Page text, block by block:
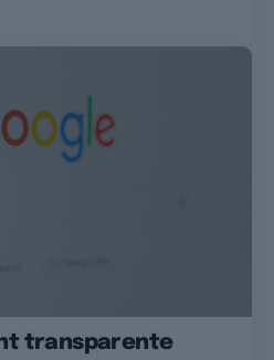
transparente